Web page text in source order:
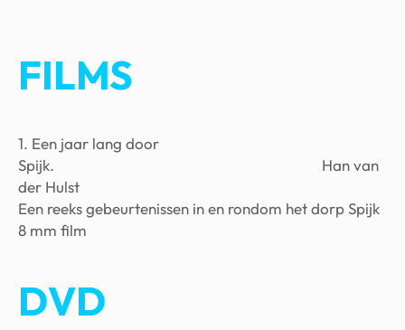
FILMS
1. Een jaar lang door
Spijk. Han van
der Hulst
Een reeks gebeurtenissen in en rondom het dorp Spijk
8 mm film
DVD